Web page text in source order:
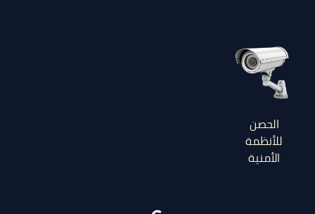
الحصن
للأنظمة
الأمنية